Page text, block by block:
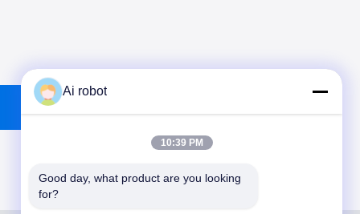
Ai robot
10:39 PM
Good day, what product are you looking
for?